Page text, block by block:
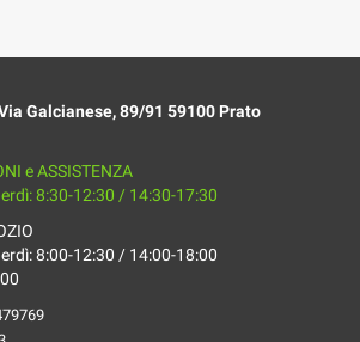
Galcianese, 89/91 59100 Prato
e ASSISTENZA
8:30-12:30 / 14:30-17:30
8:00-12:30 / 14:00-18:00